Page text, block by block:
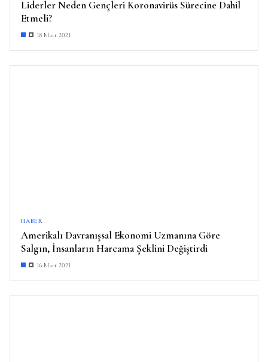
Liderler Neden Gençleri Koronavirüs Sürecine Dahil
Etmeli?
18 Mart 2021
HABER
Amerikalı Davranışsal Ekonomi Uzmanına Göre
Salgın, İnsanların Harcama Şeklini Değiştirdi
16 Mart 2021